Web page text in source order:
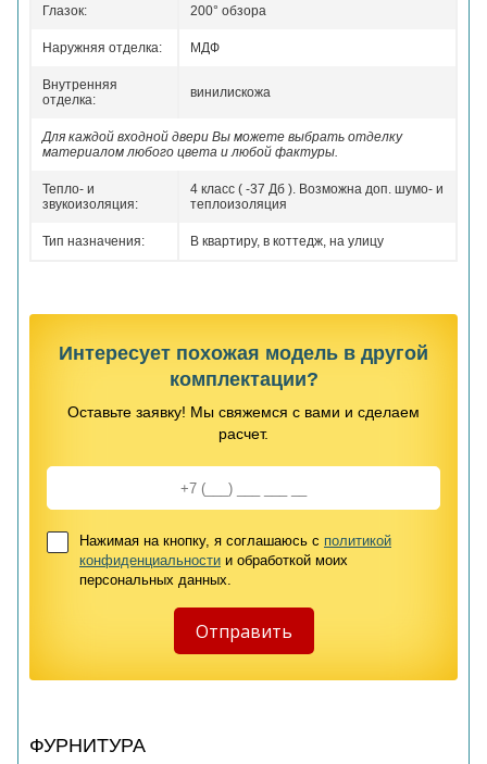
Глазок: 200° обзора
Наружняя отделка: МДФ
Внутренняя
отделка:
винилискожа
Для каждой входной двери Вы можете выбрать отделку
материалом любого цвета и любой фактуры.
Тепло- и
звукоизоляция:
4 класс ( -37 Дб ). Возможна доп. шумо- и
теплоизоляция
Тип назначения: В квартиру, в коттедж, на улицу
Интересует похожая модель в другой
комплектации?
Оставьте заявку! Мы свяжемся с вами и сделаем
расчет.
Нажимая на кнопку, я соглашаюсь с политикой
конфиденциальности и обработкой моих
персональных данных.
ФУРНИТУРА